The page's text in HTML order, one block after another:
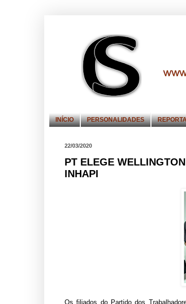
INÍCIO PERSONALIDADES
22/03/2020
PT ELEGE
INHAPI
Os filiados do Partido dos